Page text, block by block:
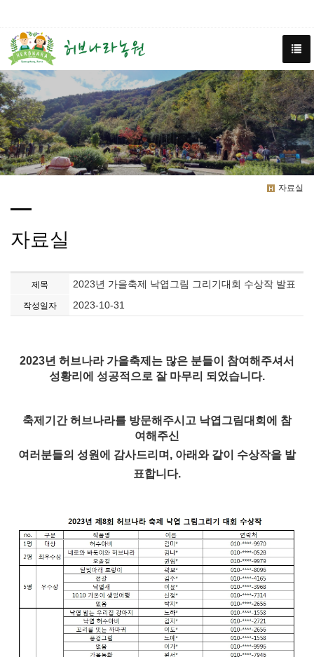
자료실
자료실
제목 2023년 가을축제 낙엽그림 그리기대회 수상작 발표
작성일자 2023-10-31
2023년 허브나라 가을축제는 많은 분들이 참여해주셔서
성황리에 성공적으로 잘 마무리 되었습니다.
축제기간 허브나라를 방문해주시고 낙엽그림대회에 참
여해주신
여러분들의 성원에 감사드리며, 아래와 같이 수상작을 발
표합니다.